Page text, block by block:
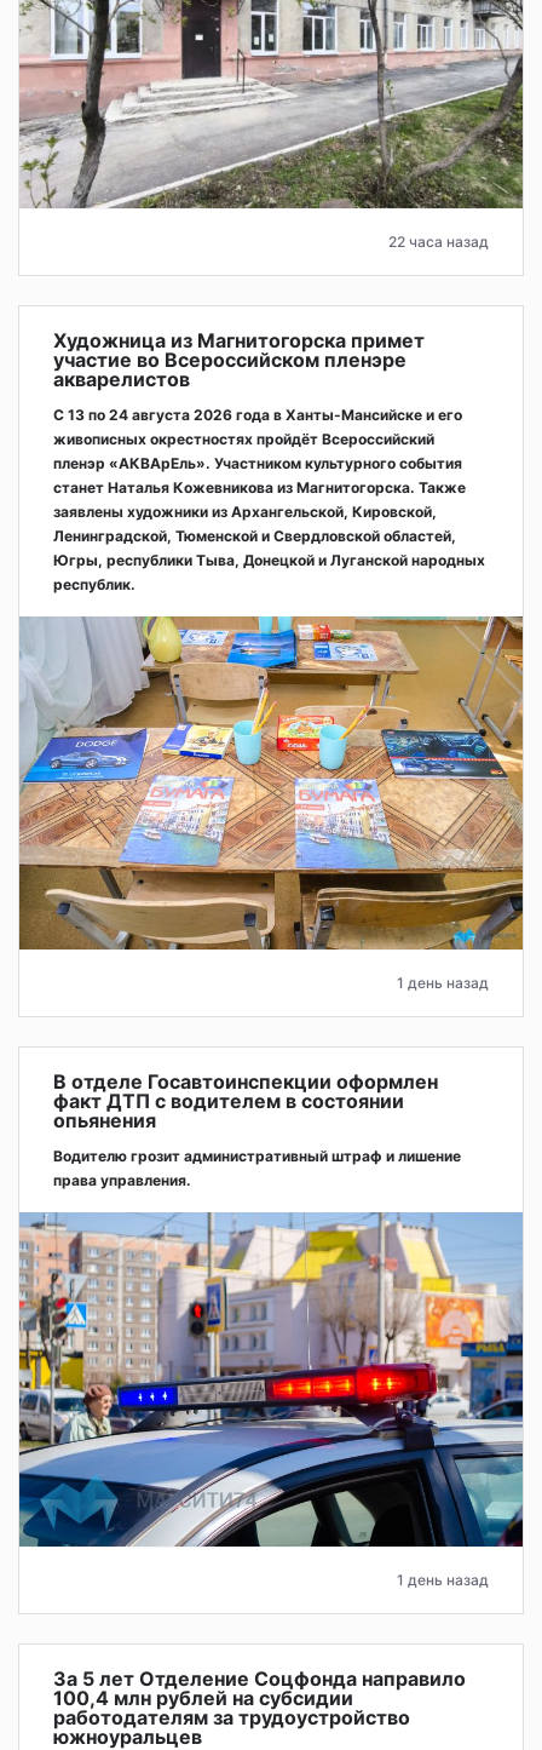
22 часа назад
Художница из Магнитогорска примет
участие во Всероссийском пленэре
акварелистов
С 13 по 24 августа 2026 года в Ханты-Мансийске и его
живописных окрестностях пройдёт Всероссийский
пленэр «АКВАрЕль». Участником культурного события
станет Наталья Кожевникова из Магнитогорска. Также
заявлены художники из Архангельской, Кировской,
Ленинградской, Тюменской и Свердловской областей,
Югры, республики Тыва, Донецкой и Луганской народных
республик.
1 день назад
В отделе Госавтоинспекции оформлен
факт ДТП с водителем в состоянии
опьянения
Водителю грозит административный штраф и лишение
права управления.
1 день назад
За 5 лет Отделение Соцфонда направило
100,4 млн рублей на субсидии
работодателям за трудоустройство
южноуральцев